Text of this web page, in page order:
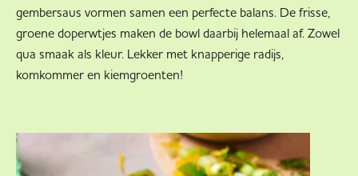
gembersaus vormen samen een perfecte balans. De frisse,
groene doperwtjes maken de bowl daarbij helemaal af. Zowel
qua smaak als kleur. Lekker met knapperige radijs,
komkommer en kiemgroenten!